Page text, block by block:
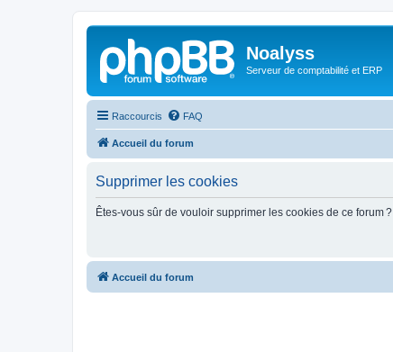
Noalyss
Serveur de comptabilité et ERP
Raccourcis FAQ
Accueil du forum
Supprimer les cookies
Êtes-vous sûr de vouloir supprimer les cookies de ce forum ?
Accueil du forum